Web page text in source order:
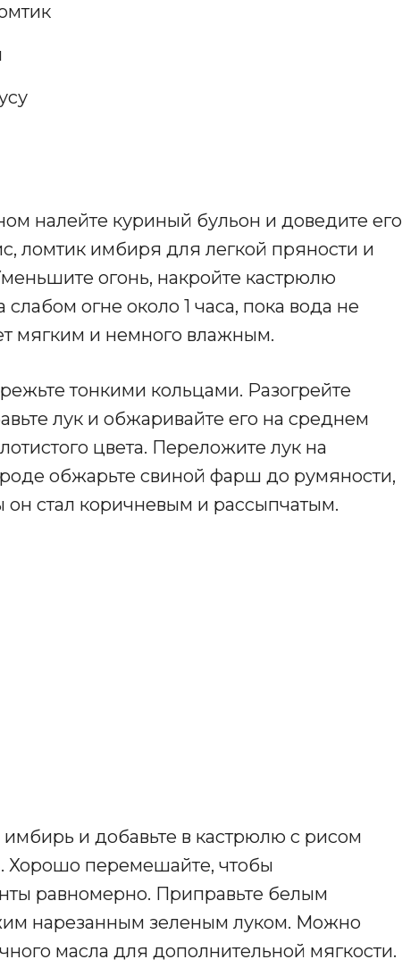
налейте куриный бульон и доведите его
ломтик имбиря для легкой пряности и
огонь, накройте кастрюлю
огне около 1 часа, пока вода не
мягким и немного влажным.
тонкими кольцами. Разогрейте
лук и обжаривайте его на среднем
цвета. Переложите лук на
обжарьте свиной фарш до румяности,
стал коричневым и рассыпчатым.
имбирь и добавьте в кастрюлю с рисом
перемешайте, чтобы
равномерно. Приправьте белым
нарезанным зеленым луком. Можно
масла для дополнительной мягкости.